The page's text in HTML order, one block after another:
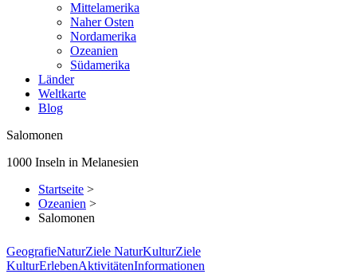
Mittelamerika
Naher Osten
Nordamerika
Ozeanien
Südamerika
Länder
Weltkarte
Blog
Salomonen
1000 Inseln in Melanesien
Startseite >
Ozeanien >
Salomonen
GeografieNaturZiele NaturKulturZiele
KulturErlebenAktivitätenInformationen